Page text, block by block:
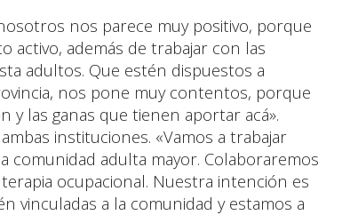
nos parece muy positivo, porque
activo, además de trabajar con las
adultos. Que estén dispuestos a
nos pone muy contentos, porque
las ganas que tienen aportar acá».
instituciones. «Vamos a trabajar
comunidad adulta mayor. Colaboraremos
ocupacional. Nuestra intención es
vinculadas a la comunidad y estamos a